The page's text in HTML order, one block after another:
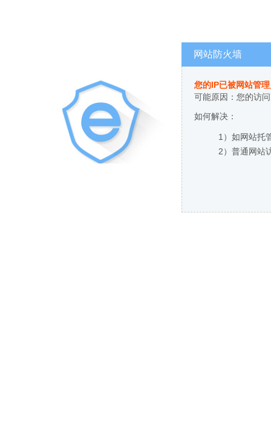
网站防火墙
您的IP已被网站管
可能原因：您的访
如何解决：
1）如网站托
2）普通网站